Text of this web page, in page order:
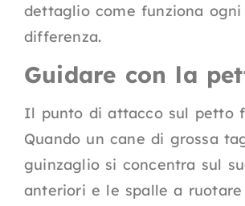
dettaglio come funziona
differenza.
Guidare con la
Il punto di attacco sul petto
Quando un cane di grossa
guinzaglio si concentra sul
anteriori e le spalle a